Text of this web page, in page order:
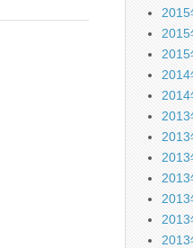
2015
2015
2015
2014
2014
2013
2013
2013
2013
2013
2013
2013